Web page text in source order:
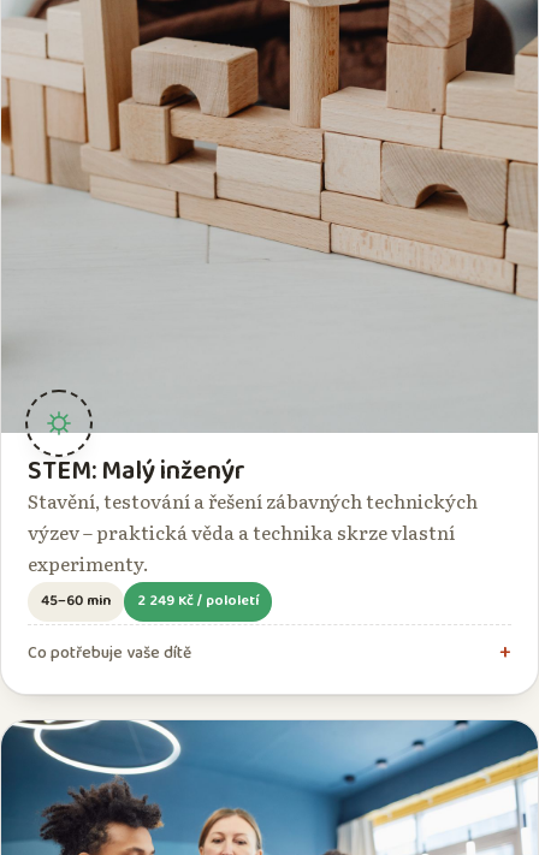
STEM: Malý inženýr
Stavění, testování a řešení zábavných technických
výzev – praktická věda a technika skrze vlastní
experimenty.
45–60 min 2 249 Kč / pololetí
Co potřebuje vaše dítě